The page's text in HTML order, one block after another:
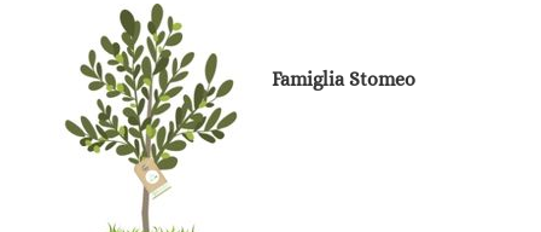
Famiglia Stomeo